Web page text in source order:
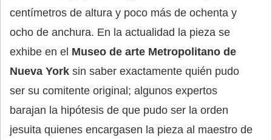
centímetros de altura y poco más de ochenta y
ocho de anchura. En la actualidad la pieza se
exhibe en el Museo de arte Metropolitano de
Nueva York sin saber exactamente quién pudo
ser su comitente original; algunos expertos
barajan la hipótesis de que pudo ser la orden
jesuita quienes encargasen la pieza al maestro de